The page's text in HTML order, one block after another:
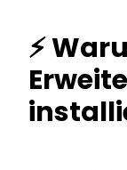
⚡